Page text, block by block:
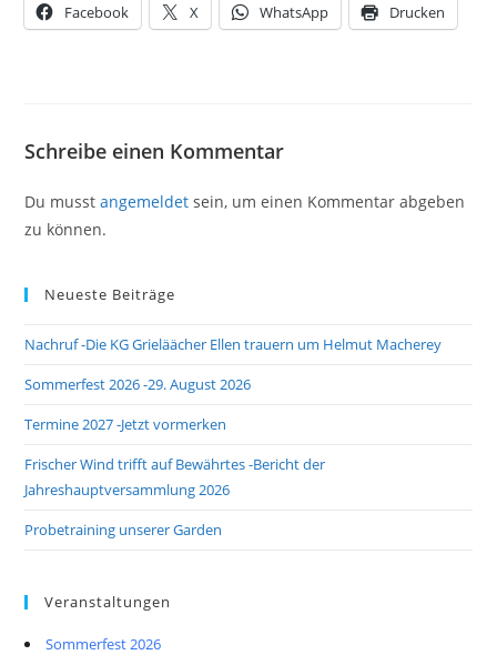
Facebook X WhatsApp Drucken
Schreibe einen Kommentar
Du musstangemeldet sein, um einen Kommentar abgeben
zu können.
Neueste Beiträge
Nachruf -Die KG Grieläächer Ellen trauern um Helmut Macherey
Sommerfest 2026 -29. August 2026
Termine 2027 -Jetzt vormerken
Frischer Wind trifft auf Bewährtes -Bericht der
Jahreshauptversammlung 2026
Probetraining unserer Garden
Veranstaltungen
Sommerfest 2026